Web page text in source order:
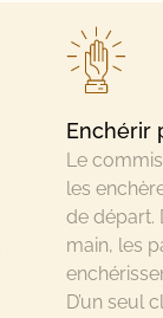
Enchérir
Le
les
de départ.
main, les
D’un seul